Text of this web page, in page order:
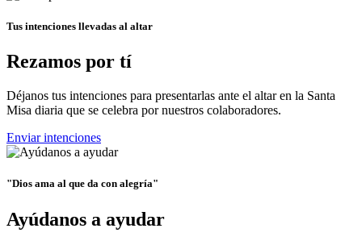
Tus intenciones llevadas al altar
Rezamos por tí
Déjanos tus intenciones para presentarlas ante el altar en la Santa
Misa diaria que se celebra por nuestros colaboradores.
Enviar intenciones
"Dios ama al que da con alegría"
Ayúdanos a ayudar